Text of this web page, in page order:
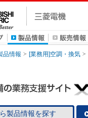
品情報 [業務用]空調・換気
製品情報を探す